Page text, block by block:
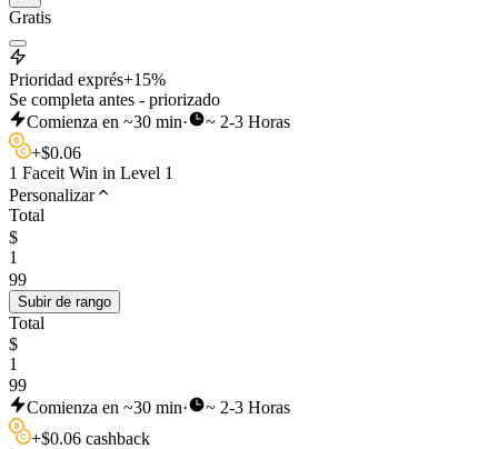
Gratis
Prioridad exprés+15%
Se completa antes - priorizado
Comienza en ~30 min·
~ 2-3 Horas
+$0.06
1 Faceit Win in Level 1
Personalizar
Total
$
1
99
Subir de rango
Total
$
1
99
Comienza en ~30 min·
~ 2-3 Horas
+$0.06 cashback